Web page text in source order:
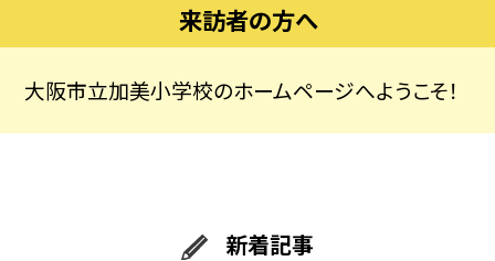
来訪者の方へ
大阪市立加美小学校のホームページへようこそ！
新着記事